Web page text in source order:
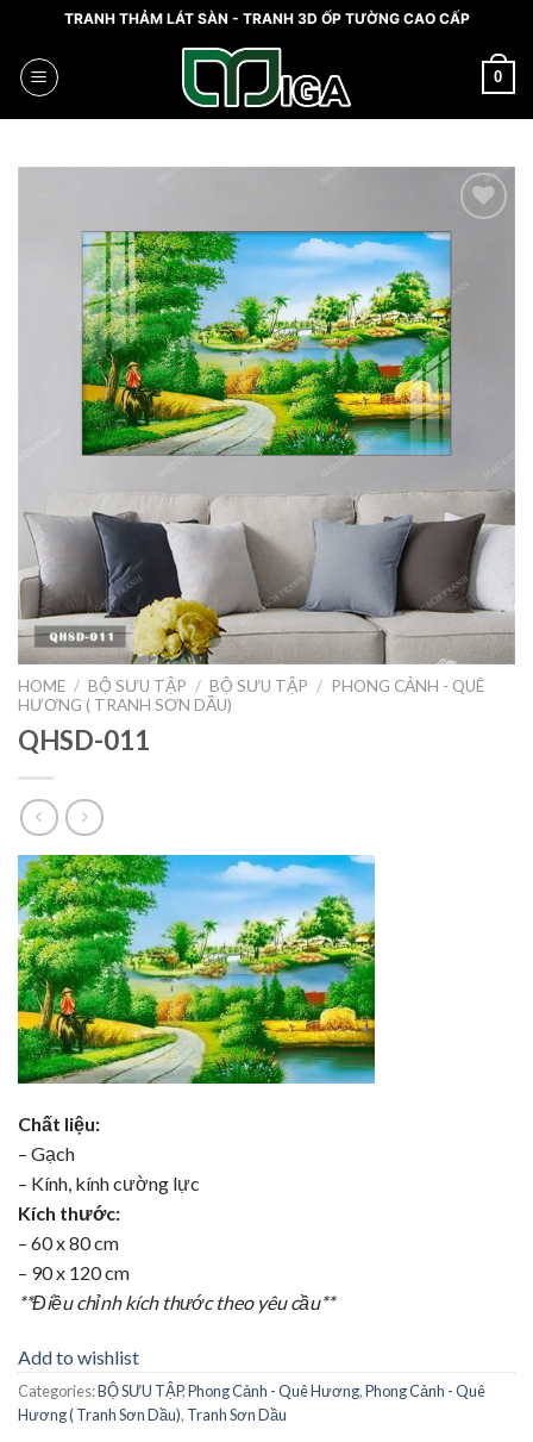
content
TRANH THẢM LÁT SÀN - TRANH 3D ỐP TƯỜNG CAO CẤP
0
Add to
wishlist
HOME / BỘ SƯU TẬP / BỘ SƯU TẬP / PHONG CẢNH - QUÊ
HƯƠNG ( TRANH SƠN DẦU)
QHSD-011
Chất liệu:
– Gạch
– Kính, kính cường lực
Kích thước:
– 60 x 80 cm
– 90 x 120 cm
**Điều chỉnh kích thước theo yêu cầu**
Add to wishlist
Categories:BỘ SƯU TẬP,Phong Cảnh - Quê Hương,Phong Cảnh - Quê
Hương ( Tranh Sơn Dầu), Tranh Sơn Dầu